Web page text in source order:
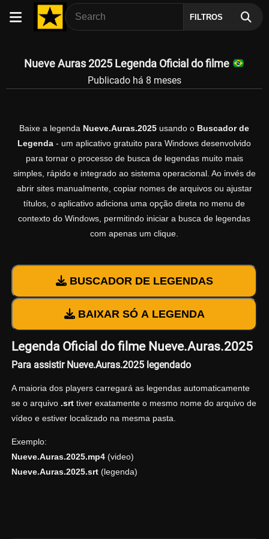
FILTROS
Nueve Auras 2025 Legenda Oficial do filme
Publicado há 8 meses
Baixe a legenda Nueve.Auras.2025 usando o Buscador de
Legenda - um aplicativo gratuito para Windows desenvolvido
para tornar o processo de busca de legendas muito mais
simples, rápido e integrado ao sistema operacional. Ao invés de
abrir sites manualmente, copiar nomes de arquivos ou ajustar
títulos, o aplicativo adiciona uma opção direta no menu de
contexto do Windows, permitindo iniciar a busca de legendas
com apenas um clique.
BUSCADOR DE LEGENDAS
BAIXAR SÓ A LEGENDA
Legenda Oficial do filme Nueve.Auras.2025
Para assistir Nueve.Auras.2025 legendado
A maioria dos players carregará as legendas automaticamente
se o arquivo .srttiver exatamente o mesmo nome do arquivo de
vídeo e estiver localizado na mesma pasta.
Exemplo:
Nueve.Auras.2025.mp4(video)
Nueve.Auras.2025.srt(legenda)